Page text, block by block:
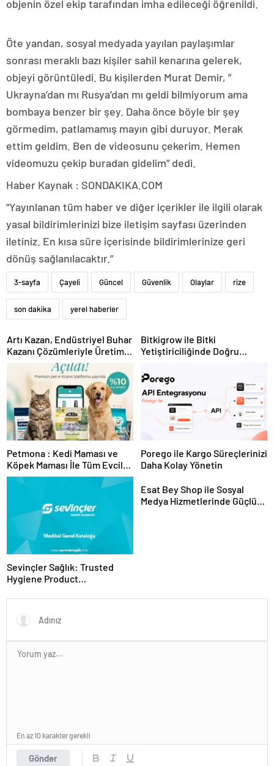
objenin özel ekip tarafından imha edileceği öğrenildi.
Öte yandan, sosyal medyada yayılan paylaşımlar
sonrası meraklı bazı kişiler sahil kenarına gelerek,
objeyi görüntüledi. Bu kişilerden Murat Demir, ”
Ukrayna’dan mı Rusya’dan mı geldi bilmiyorum ama
bombaya benzer bir şey. Daha önce böyle bir şey
görmedim, patlamamış mayın gibi duruyor. Merak
ettim geldim. Ben de videosunu çekerim. Hemen
videomuzu çekip buradan gidelim” dedi.
Haber Kaynak : SONDAKIKA.COM
“Yayınlanan tüm haber ve diğer içerikler ile ilgili olarak
yasal bildirimlerinizi bize iletişim sayfası üzerinden
iletiniz. En kısa süre içerisinde bildirimlerinize geri
dönüş sağlanılacaktır.”
3-sayfa Çayeli Güncel Güvenlik Olaylar rize
son dakika yerel haberler
Artı Kazan, Endüstriyel Buhar
Kazanı Çözümleriyle Üretim
Tesislerine Verimli Sistemler
Sunuyor
Bitkigrow ile Bitki
Yetiştiriciliğinde Doğru
Petmona : Kedi Maması ve
Köpek Maması İle Tüm Evcil
Hayvan Ürünleri
Porego ile Kargo Süreçlerinizi
Daha Kolay Yönetin
Sevinçler Sağlık: Trusted
Hygiene Product
Esat Bey Shop ile Sosyal
Medya Hizmetlerinde Güçlü
Gönder
En az 10 karakter gerekli